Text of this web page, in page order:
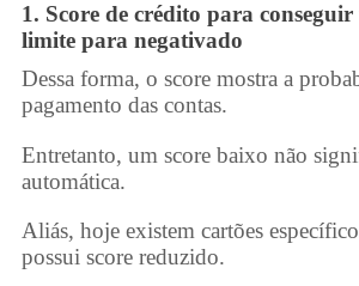
1. Score de crédito para
limite para negativado
Dessa forma, o score mostra a
pagamento das contas.
Entretanto, um score baixo não
automática.
Aliás, hoje existem cartões
possui score reduzido.